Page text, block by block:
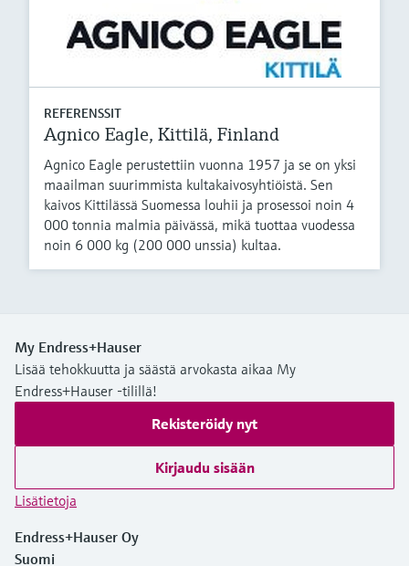
REFERENSSIT
Agnico Eagle, Kittilä, Finland
Agnico Eagle perustettiin vuonna 1957 ja se on yksi
maailman suurimmista kultakaivosyhtiöistä. Sen
kaivos Kittilässä Suomessa louhii ja prosessoi noin 4
000 tonnia malmia päivässä, mikä tuottaa vuodessa
noin 6 000 kg (200 000 unssia) kultaa.
My Endress+Hauser
Lisää tehokkuutta ja säästä arvokasta aikaa My
Endress+Hauser -tilillä!
Rekisteröidy nyt
Kirjaudu sisään
Lisätietoja
Endress+Hauser Oy
Suomi